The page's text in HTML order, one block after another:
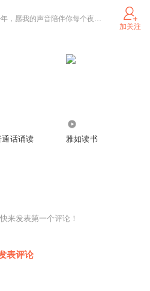
一个喜欢声音的不惑少年，愿我的声音陪伴你每个夜晚，让我们一起品文学、聊人生、悟生活，温暖你入睡，道一声晚安！
加关注
通话诵读 雅如读书
来发表第一个评论！
表评论